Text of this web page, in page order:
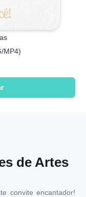
MP4)
de Artes
convite encantador!